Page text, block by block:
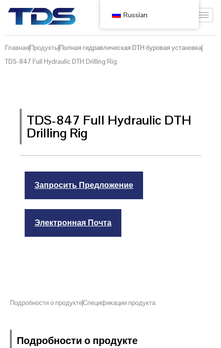
ГлавнаяПродуктыПолная гидравлическая DTH буровая установка
TDS-847 Full Hydraulic DTH Drilling Rig
TDS-847 Full Hydraulic DTH
Drilling Rig
Запросить Предложение
Электронная Почта
Подробности о продуктеСпецификации продукта
Подробности о продукте
Russian